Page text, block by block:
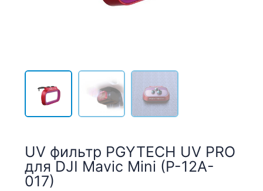
UV фильтр PGYTECH UV PRO
для DJI Mavic Mini (P-12A-
017)